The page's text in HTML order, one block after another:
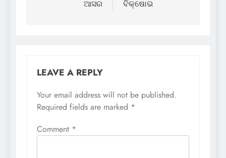
ଆସର ବିକ୍ଷୋଭ
LEAVE A REPLY
Your email address will not be published.
Required fields are marked *
Comment *